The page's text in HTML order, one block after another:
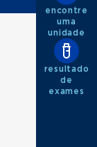
encontre
uma
unidade
resultado
de
exames